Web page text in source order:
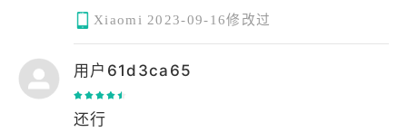
Xiaomi 2023-09-16修改过
用户61d3ca65